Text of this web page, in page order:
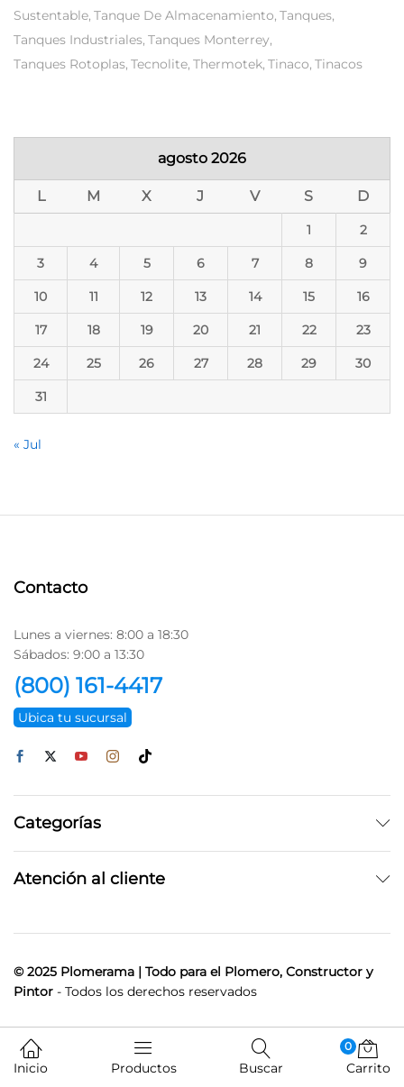
Sustentable Tanque De Almacenamiento Tanques
Tanques Industriales Tanques Monterrey
Tanques Rotoplas Tecnolite Thermotek Tinaco Tinacos
agosto 2026
L M X J V S D
1 2
3 4 5 6 7 8 9
10 11 12 13 14 15 16
17 18 19 20 21 22 23
24 25 26 27 28 29 30
31
« Jul
Contacto
Lunes a viernes: 8:00 a 18:30
Sábados: 9:00 a 13:30
(800) 161-4417
Ubica tu sucursal
Categorías
Atención al cliente
© 2025 Plomerama | Todo para el Plomero, Constructor y
Pintor - Todos los derechos reservados
Inicio Productos Buscar
0
Carrito